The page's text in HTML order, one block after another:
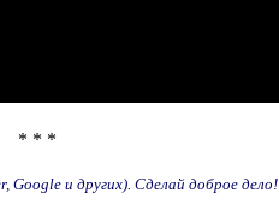
* * *
Google и других). Сделай доброе дело!